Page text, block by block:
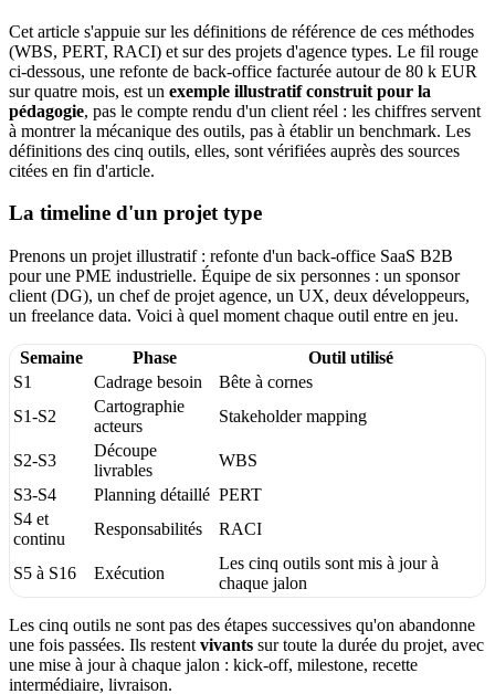
Cet article s'appuie sur les définitions de référence de ces méthodes
(WBS, PERT, RACI) et sur des projets d'agence types. Le fil rouge
ci-dessous, une refonte de back-office facturée autour de 80 k EUR
sur quatre mois, est un exemple illustratif construit pour la
pédagogie, pas le compte rendu d'un client réel : les chiffres servent
à montrer la mécanique des outils, pas à établir un benchmark. Les
définitions des cinq outils, elles, sont vérifiées auprès des sources
citées en fin d'article.
La timeline d'un projet type
Prenons un projet illustratif : refonte d'un back-office SaaS B2B
pour une PME industrielle. Équipe de six personnes : un sponsor
client (DG), un chef de projet agence, un UX, deux développeurs,
un freelance data. Voici à quel moment chaque outil entre en jeu.
Semaine Phase
Outil utilisé
S1
Cadrage besoin
Bête à cornes
S1-S2
Cartographie
acteurs
Stakeholder mapping
S2-S3
Découpe
livrables
WBS
S3-S4
Planning détaillé PERT
S4 et
continu
Responsabilités RACI
S5 à S16 Exécution
Les cinq outils sont mis à jour à
chaque jalon
Les cinq outils ne sont pas des étapes successives qu'on abandonne
une fois passées. Ils restent vivants sur toute la durée du projet, avec
une mise à jour à chaque jalon : kick-off, milestone, recette
intermédiaire, livraison.